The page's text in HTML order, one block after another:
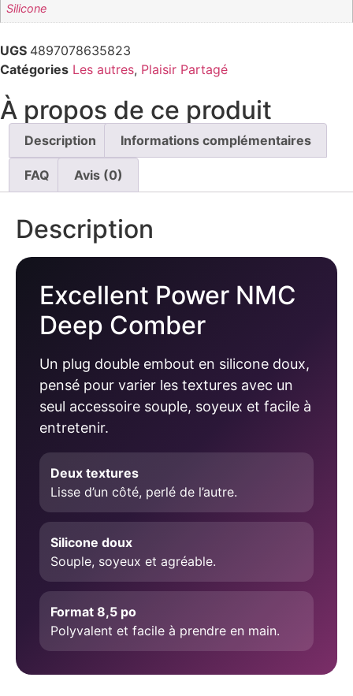
Silicone
UGS 4897078635823
Catégories Les autres, Plaisir Partagé
À propos de ce produit
Description Informations complémentaires
FAQ Avis (0)
Description
Excellent Power NMC
Deep Comber
Un plug double embout en silicone doux,
pensé pour varier les textures avec un
seul accessoire souple, soyeux et facile à
entretenir.
Deux textures
Lisse d’un côté, perlé de l’autre.
Silicone doux
Souple, soyeux et agréable.
Format 8,5 po
Polyvalent et facile à prendre en main.